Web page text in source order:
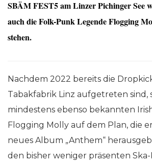
SBÄM FEST5 am Linzer Pichinger See
auch die Folk-Punk Legende Flogging
stehen.
Nachdem 2022 bereits die
Tabakfabrik Linz aufgetreten sind,
mindestens ebenso bekannten
Flogging Molly auf dem Plan, die
neues Album „Anthem“
den bisher weniger präsenten